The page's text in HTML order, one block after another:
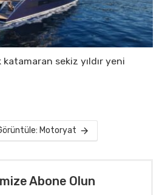
katamaran sekiz yıldır yeni
Motoryat
Abone Olun